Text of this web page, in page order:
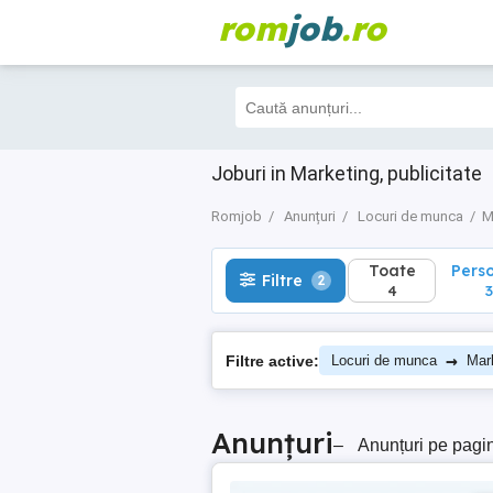
romjob.ro
Joburi in Marketing, publicitate
Romjob Anunțuri Locuri de munca
Filtre 2 Toate
4
Filtre 2 Toate
4 3
Filtre active: Locuri de munca →
Anunțuri– Anunțuri pe